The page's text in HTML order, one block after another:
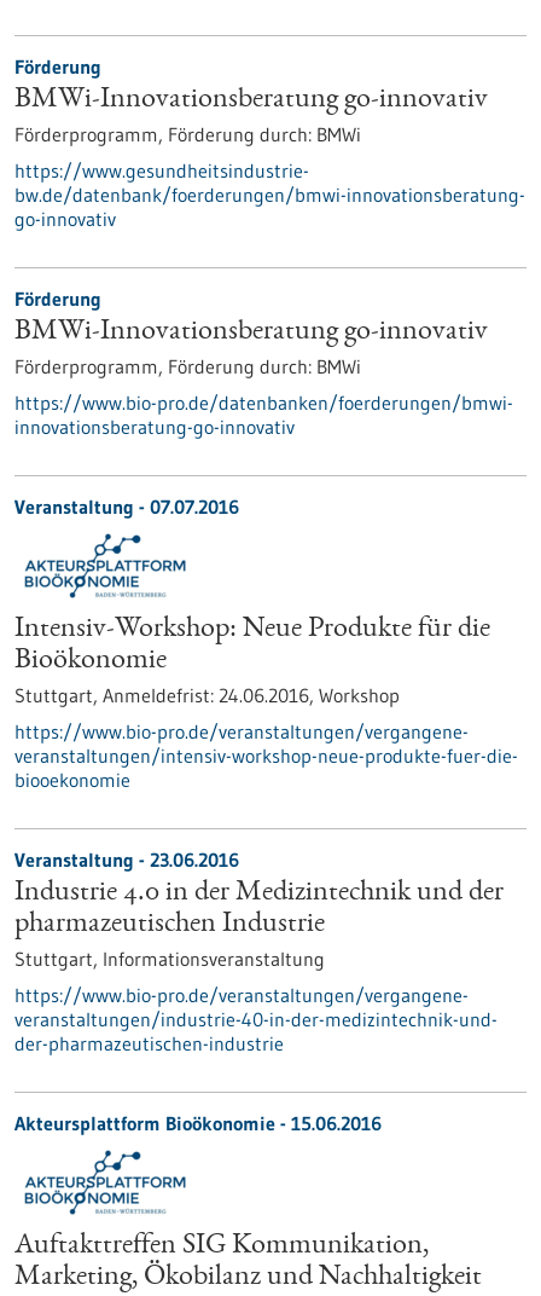
Förderung
BMWi-Innovationsberatung go-innovativ
Förderprogramm, Förderung durch: BMWi
https://www.gesundheitsindustrie-
bw.de/datenbank/foerderungen/bmwi-innovationsberatung-
go-innovativ
Förderung
BMWi-Innovationsberatung go-innovativ
Förderprogramm, Förderung durch: BMWi
https://www.bio-pro.de/datenbanken/foerderungen/bmwi-
innovationsberatung-go-innovativ
Veranstaltung - 07.07.2016
Intensiv-Workshop: Neue Produkte für die
Bioökonomie
Stuttgart, Anmeldefrist: 24.06.2016, Workshop
https://www.bio-pro.de/veranstaltungen/vergangene-
veranstaltungen/intensiv-workshop-neue-produkte-fuer-die-
biooekonomie
Veranstaltung - 23.06.2016
Industrie 4.0 in der Medizintechnik und der
pharmazeutischen Industrie
Stuttgart, Informationsveranstaltung
https://www.bio-pro.de/veranstaltungen/vergangene-
veranstaltungen/industrie-40-in-der-medizintechnik-und-
der-pharmazeutischen-industrie
Akteursplattform Bioökonomie - 15.06.2016
Auftakttreffen SIG Kommunikation,
Marketing, Ökobilanz und Nachhaltigkeit